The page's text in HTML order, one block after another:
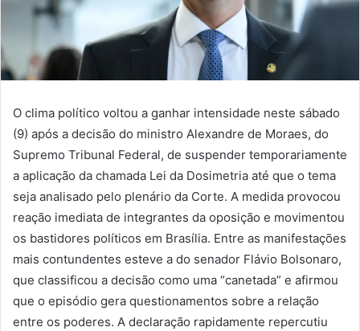
O clima político voltou a ganhar intensidade neste sábado
(9) após a decisão do ministro Alexandre de Moraes, do
Supremo Tribunal Federal, de suspender temporariamente
a aplicação da chamada Lei da Dosimetria até que o tema
seja analisado pelo plenário da Corte. A medida provocou
reação imediata de integrantes da oposição e movimentou
os bastidores políticos em Brasília. Entre as manifestações
mais contundentes esteve a do senador Flávio Bolsonaro,
que classificou a decisão como uma “canetada” e afirmou
que o episódio gera questionamentos sobre a relação
entre os poderes. A declaração rapidamente repercutiu